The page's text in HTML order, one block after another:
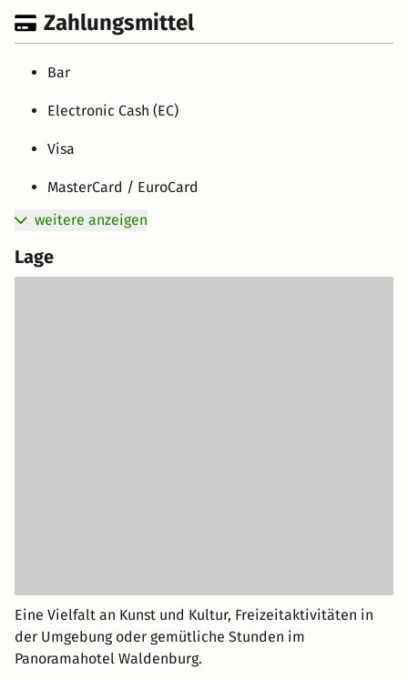
Zahlungsmittel
Bar
Electronic Cash (EC)
Visa
MasterCard / EuroCard
weitere anzeigen
Lage
Eine Vielfalt an Kunst und Kultur, Freizeitaktivitäten in
der Umgebung oder gemütliche Stunden im
Panoramahotel Waldenburg.